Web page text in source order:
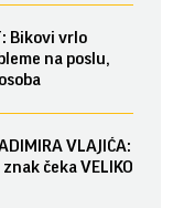
Bikovi vrlo
na poslu,
VLAJIĆA:
čeka VELIKO